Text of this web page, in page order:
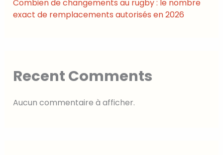
Combien de changements au rugby : le nombre
exact de remplacements autorisés en 2026
Recent Comments
Aucun commentaire à afficher.